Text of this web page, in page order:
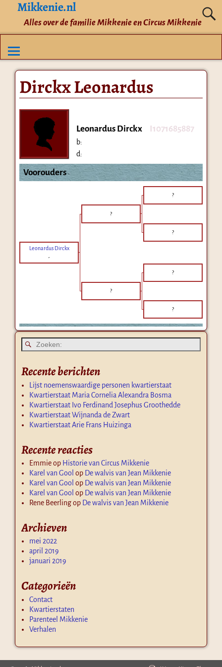
Mikkenie.nl
Alles over de familie Mikkenie en Circus Mikkenie
Dirckx Leonardus
Leonardus Dirckx I1071685887
b:
d:
Voorouders
?
?
?
Leonardus Dirckx
-
?
?
?
Recente berichten
Lijst noemenswaardige personen kwartierstaat
Kwartierstaat Maria Cornelia Alexandra Bosma
Kwartierstaat Ivo Ferdinand Josephus Groothedde
Kwartierstaat Wijnanda de Zwart
Kwartierstaat Arie Frans Huizinga
Recente reacties
Emmieop Historie van Circus Mikkenie
Karel van Gool op De walvis van Jean Mikkenie
Karel van Gool op De walvis van Jean Mikkenie
Karel van Gool op De walvis van Jean Mikkenie
Rene Beerlingop De walvis van Jean Mikkenie
Archieven
mei 2022
april 2019
januari 2019
Categorieën
Contact
Kwartierstaten
Parenteel Mikkenie
Verhalen